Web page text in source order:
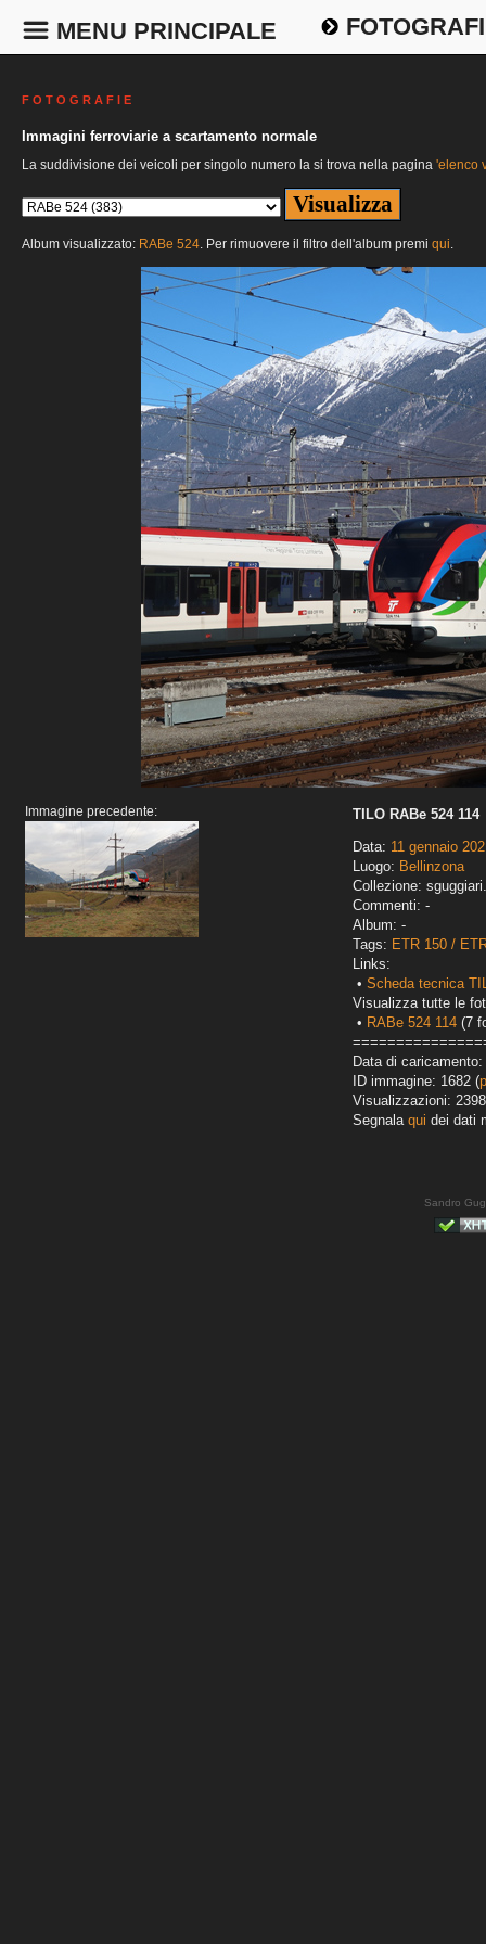
MENU PRINCIPALE
F O T O G R A F I E
Immagini ferroviarie a scartamento normale
La suddivisione dei veicoli per singolo numero la si trova nella pagina 'elenco
Album visualizzato: RABe 524. Per rimuovere il filtro dell'album premi qui.
Immagine precedente:
TILO RABe 524 114
Data: 11 gennaio
Luogo: Bellinzona
Collezione:
Commenti: -
Album: -
Tags: ETR 150 /
Links:
• Scheda tecnica
Visualizza tutte le
• RABe 524 114 (7
Data di
ID immagine: 1682 (
Visualizzazioni: 2398
Segnala qui dei dati
Sandro